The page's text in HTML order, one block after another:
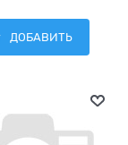
ДОБАВИТЬ